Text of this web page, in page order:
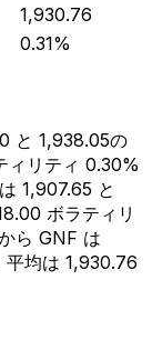
1,930.76
0.31%
と 1,938.05の
ィリティ 0.30%
1,907.65 と
ボラティリ
ら GNF は
平均は 1,930.76